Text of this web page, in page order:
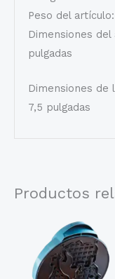
Peso del
Dimensiones del
pulgadas
Dimensiones de
7,5 pulgadas
Productos